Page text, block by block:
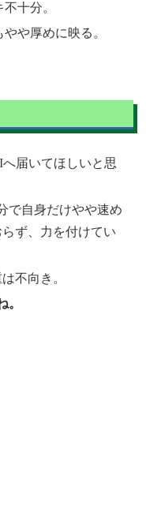
十分。
や厚めに映る。
届いてほしいと思
で自身だけやや速め
ず、力を付けてい
不向き。
。